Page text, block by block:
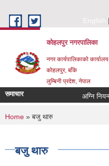
English
कोहलपुर नगरपालिका
नगर कार्यपालिकाको कार्यालय
कोहलपुर, बाँके
लुम्बिनी प्रदेश, नेपाल
समाचार
You are here
Home » बजु थारु
बजु थारु